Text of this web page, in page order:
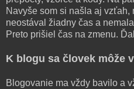
Navyše som si našla aj vzťah,
neostával žiadny čas a
Preto prišiel čas na zmenu.
K blogu sa človek môže
Blogovanie ma vždy bavilo a